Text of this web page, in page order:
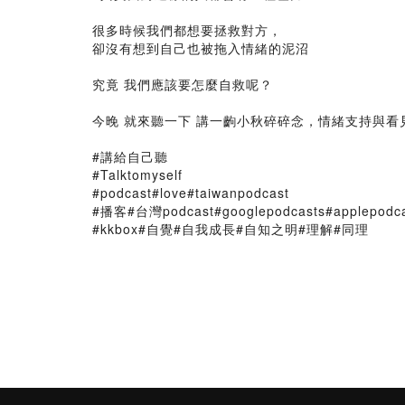
很多時候我們都想要拯救對方，⁡
卻沒有想到自己也被拖入情緒的泥沼⁡
究竟 我們應該要怎麼自救呢？⁡
今晚 就來聽一下 講一齣小秋碎碎念，情緒支持與看
#講給自己聽⁡⁡
#Talktomyself⁡⁡
#podcast#love#taiwanpodcast⁡⁡
#播客#台灣
#kkbox#自覺#自我成長#自知之明#理解#同理